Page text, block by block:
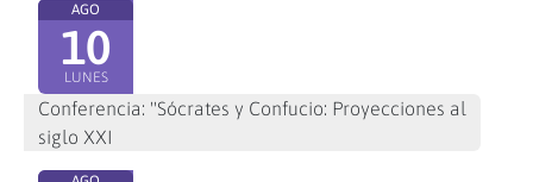
AGO
10
LUNES
Conferencia: "Sócrates y Confucio: Proyecciones al
siglo XXI